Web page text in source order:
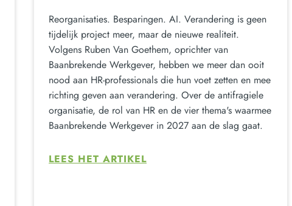
Reorganisaties. Besparingen. AI. Verandering is geen
tijdelijk project meer, maar de nieuwe realiteit.
Volgens Ruben Van Goethem, oprichter van
Baanbrekende Werkgever, hebben we meer dan ooit
nood aan HR-professionals die hun voet zetten en mee
richting geven aan verandering. Over de antifragiele
organisatie, de rol van HR en de vier thema's waarmee
Baanbrekende Werkgever in 2027 aan de slag gaat.
LEES HET ARTIKEL